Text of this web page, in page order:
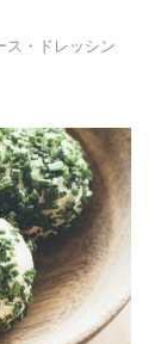
ス・ドレッシン